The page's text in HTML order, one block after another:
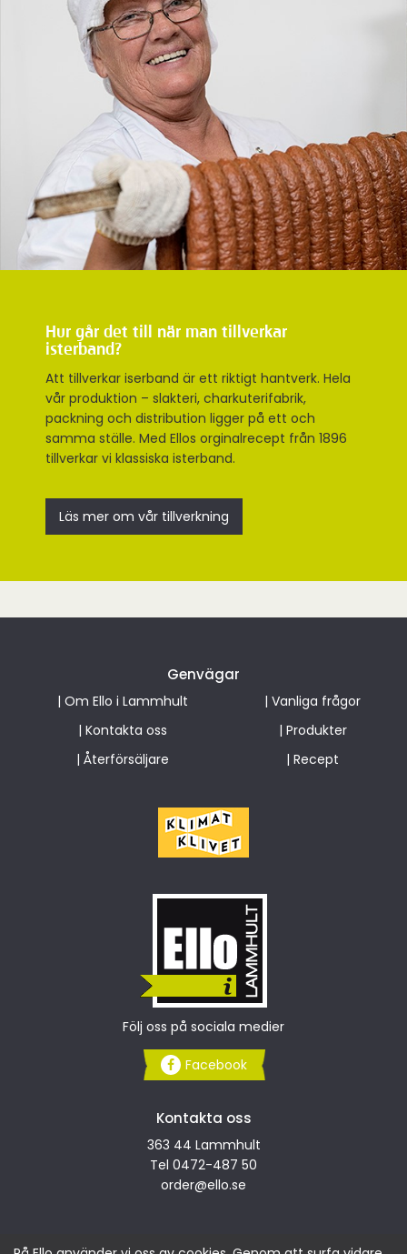
Hur går det till när man tillverkar
isterband?
Att tillverkar iserband är ett riktigt hantverk. Hela
vår produktion – slakteri, charkuterifabrik,
packning och distribution ligger på ett och
samma ställe. Med Ellos orginalrecept från 1896
tillverkar vi klassiska isterband.
Läs mer om vår tillverkning
Genvägar
| Om Ello i Lammhult | Vanliga frågor
| Kontakta oss | Produkter
| Återförsäljare | Recept
Följ oss på sociala medier
Facebook
Kontakta oss
363 44 Lammhult
Tel 0472-487 50
order@ello.se